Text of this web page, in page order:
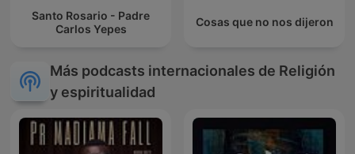
Santo Rosario - Padre
Carlos Yepes
Cosas que no nos dijeron
Más podcasts internacionales de Religión
y espiritualidad